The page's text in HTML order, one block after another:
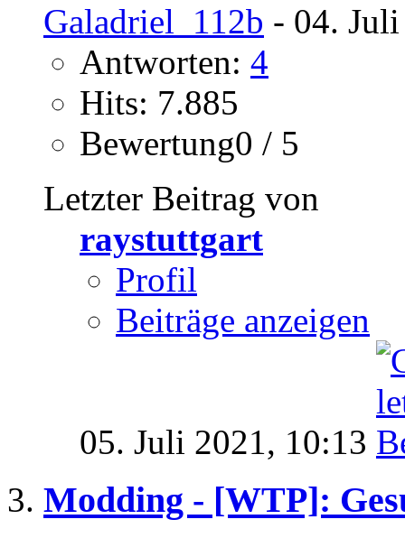
Galadriel_112b - 04.
Antworten: 4
Hits: 7.885
Bewertung0 / 5
Letzter Beitrag von
raystuttgart
Profil
Beiträge anzeigen
05. Juli 2021, 10:13
Modding - [WTP]: